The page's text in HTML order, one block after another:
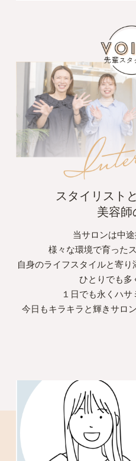
スタイリスト
美容師
当サロンは中途
様々な環境で育った
自身のライフスタイルと寄り
ひとりでも多
１日でも永くハ
今日もキラキラと輝きサロ